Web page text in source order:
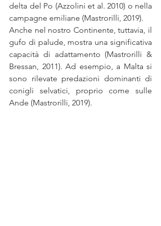
delta del Po (Azzolini et al. 2010) o nella
campagne emiliane (Mastrorilli, 2019).
Anche nel nostro Continente, tuttavia, il
gufo di palude, mostra una significativa
capacità di adattamento (Mastrorilli &
Bressan, 2011). Ad esempio, a Malta si
sono rilevate predazioni dominanti di
conigli selvatici, proprio come sulle
Ande (Mastrorilli, 2019).